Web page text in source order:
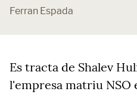
Ferran Espada
Es tracta de Shalev
l'empresa matriu NSO